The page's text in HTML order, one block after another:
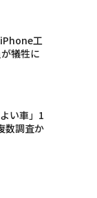
工
犠牲に
い車」1
数調査か